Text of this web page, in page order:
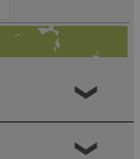
❮
❮